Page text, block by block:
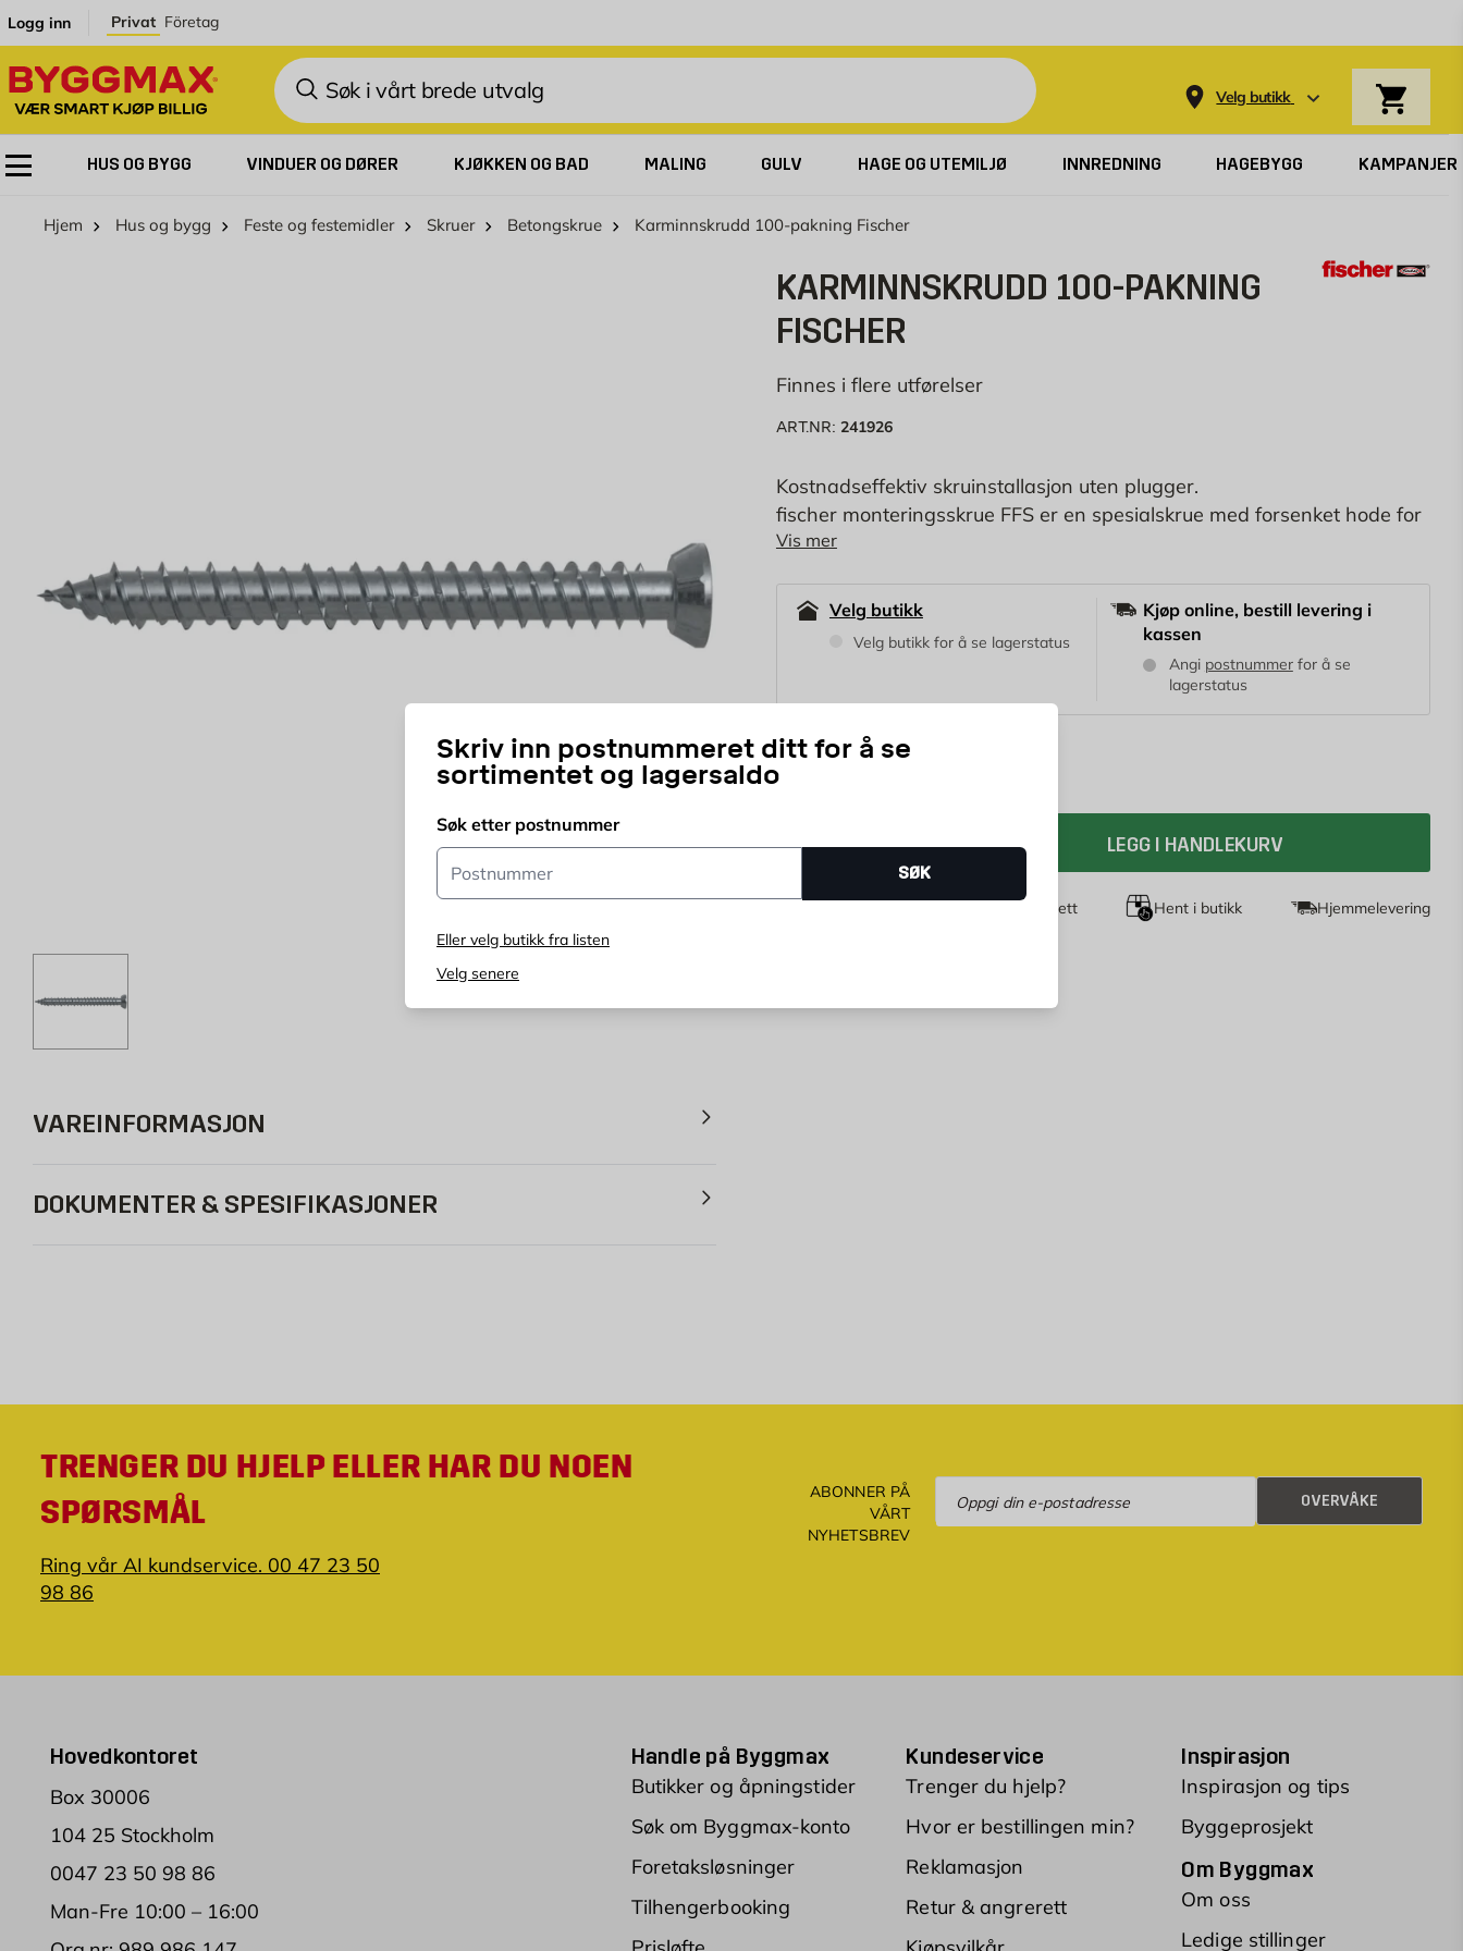
Logg inn Privat Företag
Søk
Velg butikk
Skriv inn postnummeret ditt for å se
sortimentet og lagersaldo
Søk etter postnummer
Postnummer
SØK
Eller velg butikk fra listen
Velg senere
HUS OG BYGG VINDUER OG DØRER KJØKKEN OG BAD MALING GULV HAGE OG UTEMILJØ INNREDNING HAGEBYGG KAMPANJER
Hjem Hus og bygg Feste og festemidler Skruer Betongskrue Karminnskrudd 100-pakning Fischer
VAREINFORMASJON
DOKUMENTER & SPESIFIKASJONER
KARMINNSKRUDD 100-PAKNING
FISCHER
Finnes i flere utførelser
ART.NR: 241926
Kostnadseffektiv skruinstallasjon uten plugger.
fischer monteringsskrue FFS er en spesialskrue med forsenket hode for
kostnadseffektiv installasjon av lekter, bjelker og karmer uten plugg. Det
plast.
Vis mer
Velg butikk
Velg butikk for å se lagerstatus
Kjøp online, bestill levering i
kassen
Angi postnummerfor å se
lagerstatus
149
stk LEGG I HANDLEKURV
365 dagers returrett Hent i butikk Hjemmelevering
TRENGER DU HJELP ELLER HAR DU NOEN
SPØRSMÅL
Ring vår AI kundservice. 00 47 23 50
98 86
ABONNER PÅ
VÅRT
NYHETSBREV
OVERVÅKE
Hovedkontoret
Box 30006
104 25 Stockholm
0047 23 50 98 86
Man-Fre 10:00 – 16:00
Handle på Byggmax
Butikker og åpningstider
Søk om Byggmax-konto
Foretaksløsninger
Tilhengerbooking
Kundeservice
Trenger du hjelp?
Hvor er bestillingen min?
Reklamasjon
Retur & angrerett
Inspirasjon
Inspirasjon og tips
Byggeprosjekt
Om Byggmax
Om oss
Ledige stillinger